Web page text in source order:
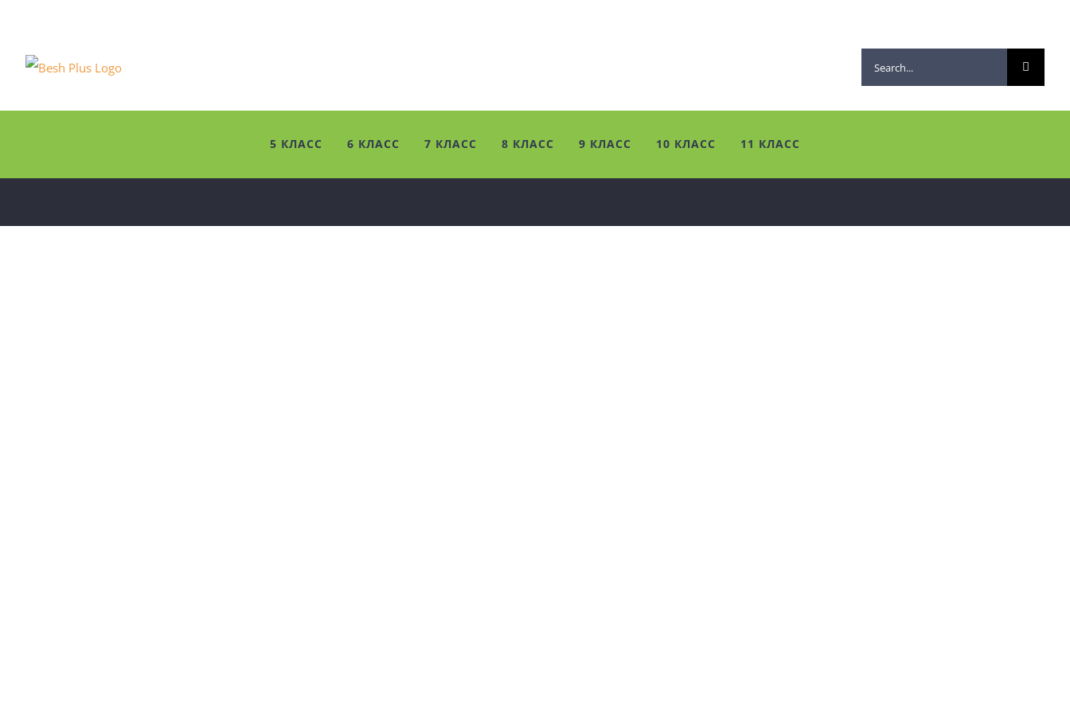
content
Search
for:
5 КЛАСС 6 КЛАСС 7 КЛАСС 8 КЛАСС 9 КЛАСС 10 КЛАСС 11 КЛАСС